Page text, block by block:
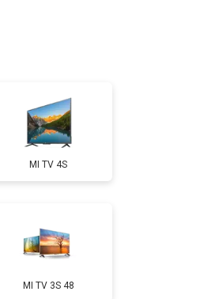
Заказать
Заказать
Заказать
Заказать
MI TV 4S
MI TV 3S 48